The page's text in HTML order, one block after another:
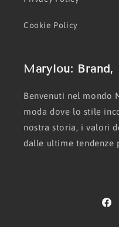
Cookie Policy
Marylou:
Benvenuti nel mondo
moda dove lo stile
nostra storia, i valori
dalle ultime tendenze